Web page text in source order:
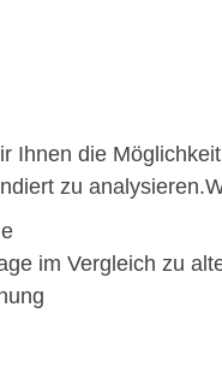
Ihnen die
zu
im Vergleich zu